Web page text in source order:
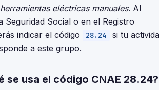
eléctricas manuales. Al
Seguridad Social o en el Registro
indicar el código
28.24
si tu
a este grupo.
se usa el código CNAE 28.24?